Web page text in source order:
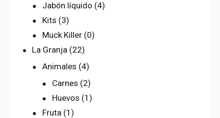
Jabón líquido (4)
Kits (3)
Muck Killer (0)
La Granja (22)
Animales (4)
Carnes (2)
Huevos (1)
Fruta (1)